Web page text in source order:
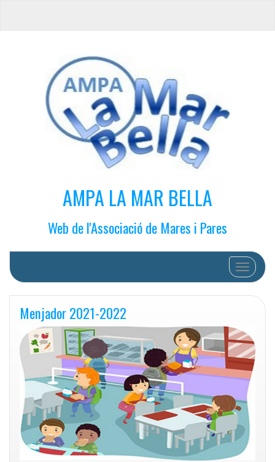
AMPA LA MAR BELLA
Web de l'Associació de Mares i Pares
Cambiar
Menjador 2021-2022